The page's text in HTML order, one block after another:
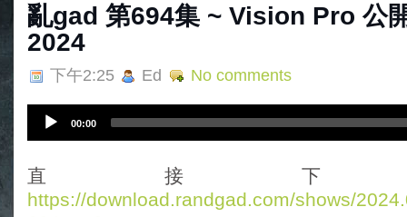
亂‌‌‌gad‌‌‌ ‌‌‌‌‌第‌‌‌694集 ~ Vision Pro 公
2024
下午2:25 Ed No comments
i
o
P
00:00
直接
https://download.randgad.com/shows/